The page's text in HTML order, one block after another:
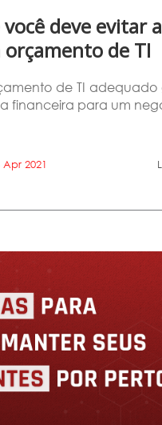
deve evitar
de TI
de TI
financeira para um
Apr 2021